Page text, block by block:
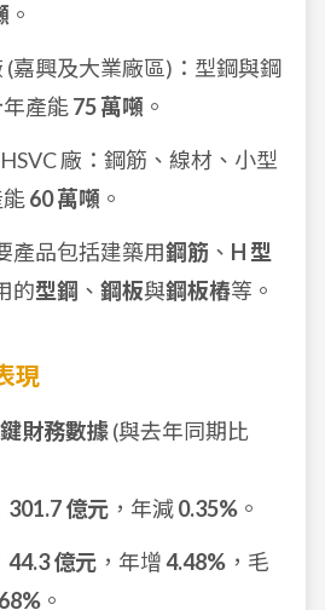
。
(嘉興及大業廠區)：型鋼與鋼
產能75 萬噸 。
廠：鋼筋、線材、小型
60 萬噸 。
產品包括建築用鋼筋 、 H 型
的型鋼 、 鋼板與鋼板樁等。
現
財務數據(與去年同期比
301.7 億元 ，年減0.35% 。
44.3 億元 ，年增4.48% ，毛
。